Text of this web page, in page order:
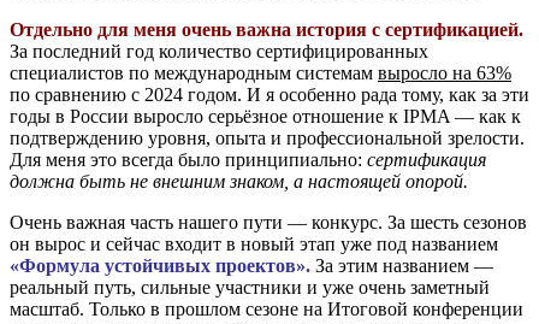
Отдельно для меня очень важна история с сертификацией.
За последний год количество сертифицированных
специалистов по международным системам выросло на 63%
по сравнению с 2024 годом. И я особенно рада тому, как за эти
годы в России выросло серьёзное отношение к IPMA — как к
подтверждению уровня, опыта и профессиональной зрелости.
Для меня это всегда было принципиально: сертификация
должна быть не внешним знаком, а настоящей опорой.
Очень важная часть нашего пути — конкурс. За шесть сезонов
он вырос и сейчас входит в новый этап уже под названием
«Формула устойчивых проектов». За этим названием —
реальный путь, сильные участники и уже очень заметный
масштаб. Только в прошлом сезоне на Итоговой конференции